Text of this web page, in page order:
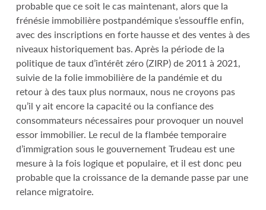
probable que ce soit le cas maintenant, alors que la
frénésie immobilière postpandémique s’essouffle enfin,
avec des inscriptions en forte hausse et des ventes à des
niveaux historiquement bas. Après la période de la
politique de taux d’intérêt zéro (ZIRP) de 2011 à 2021,
suivie de la folie immobilière de la pandémie et du
retour à des taux plus normaux, nous ne croyons pas
qu’il y ait encore la capacité ou la confiance des
consommateurs nécessaires pour provoquer un nouvel
essor immobilier. Le recul de la flambée temporaire
d’immigration sous le gouvernement Trudeau est une
mesure à la fois logique et populaire, et il est donc peu
probable que la croissance de la demande passe par une
relance migratoire.